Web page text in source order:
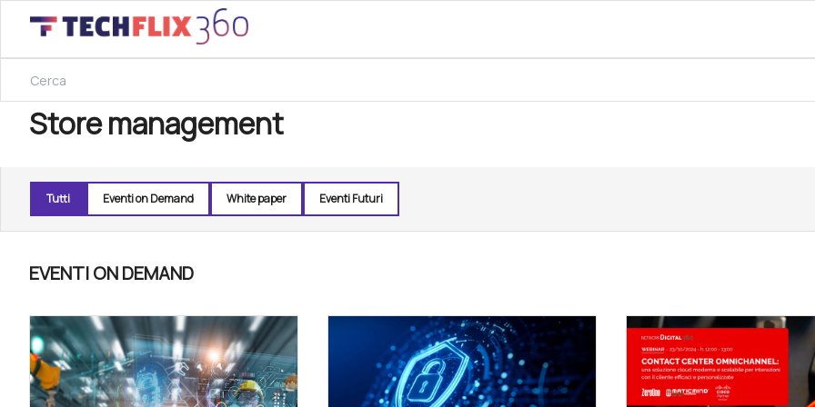
Store management
Tutti Eventi on Demand White paper Eventi Futuri
EVENTI ON DEMAND